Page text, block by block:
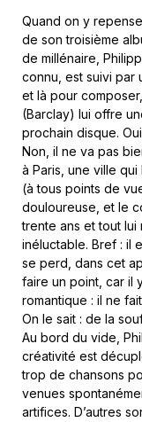
Quand on y
de son troisième
de millénaire,
connu, est suivi par
et là pour
(Barclay) lui offre
prochain disque.
Non, il ne va pas
à Paris, une ville qui
(à tous points de
douloureuse, et le
trente ans et tout lui
inéluctable. Bref : il
se perd, dans cet
faire un point, car il
romantique : il ne
On le sait : de la
Au bord du vide,
créativité est
trop de chansons
venues
artifices. D’autres